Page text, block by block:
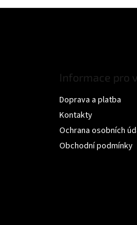
Informace pro
Doprava a platba
Kontakty
Ochrana osobních
Obchodní podmínky